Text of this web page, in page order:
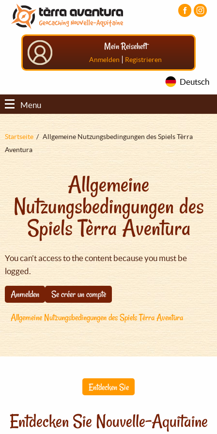
Direkt
zum
Inhalt
Aller
menu
principal
Aller
pied
Mein Reiseheft
Anmelden | Registrieren
Deutsch
Menu
Pfadnavigation
Startseite
Allgemeine Nutzungsbedingungen des Spiels Tèrra
Aventura
Allgemeine
Nutzungsbedingungen des
Spiels Tèrra Aventura
You can't access to the content because you must be
logged.
Anmelden
Se créer un compte
Allgemeine Nutzungsbedingungen des Spiels Tèrra Aventura
Entdecken Sie
Entdecken Sie Nouvelle-Aquitaine